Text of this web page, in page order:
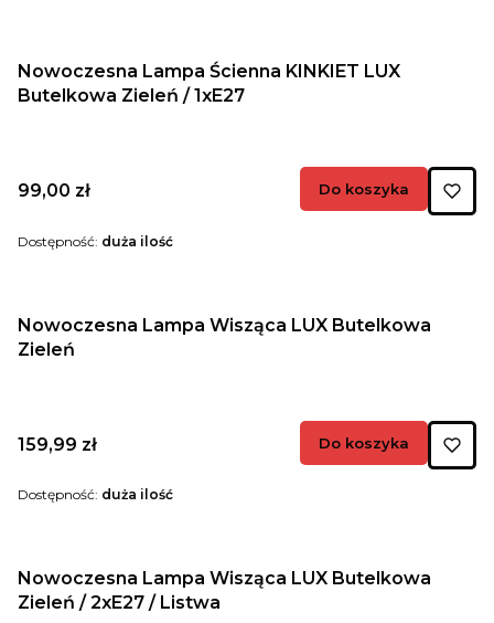
Nowoczesna Lampa Ścienna KINKIET LUX
Butelkowa Zieleń / 1xE27
Cena
99,00 zł Do koszyka
Dostępność: duża ilość
Nowoczesna Lampa Wisząca LUX Butelkowa
Zieleń
Cena
159,99 zł Do koszyka
Dostępność: duża ilość
Nowoczesna Lampa Wisząca LUX Butelkowa
Zieleń / 2xE27 / Listwa